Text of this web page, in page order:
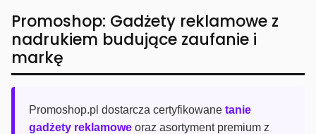
Promoshop: Gadżety reklamowe z
nadrukiem budujące zaufanie i
markę
Promoshop.pl dostarcza certyfikowane tanie
gadżety reklamowe oraz asortyment premium z